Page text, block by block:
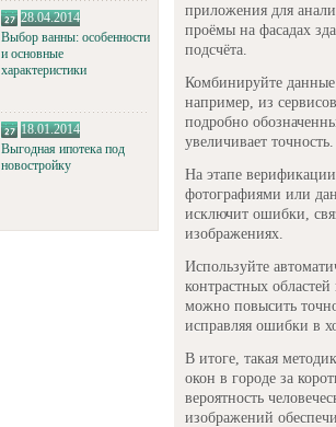
28.04.2014
Выбор ванны: особенности
и основные
характеристики
18.01.2014
Выгодная ипотека под
новостройку
приложения для
проёмы на фасадах
подсчёта.
Комбинируйте
например, из
подробно
увеличивает точность.
На этапе
фотографиями или
исключит ошибки,
изображениях.
Используйте
контрастных
можно повысить
исправляя ошибки в
В итоге, такая
окон в городе за
вероятность
изображений